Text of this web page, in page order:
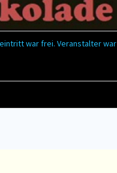
war frei. Veranstalter